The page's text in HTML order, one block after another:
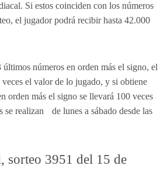
Si estos coinciden con los números
el jugador podrá recibir hasta 42.000
últimos números en orden más el signo, el
veces el valor de lo jugado, y si obtiene
orden más el signo se llevará 100 veces
se realizan de lunes a sábado desde las
sorteo 3951 del 15 de